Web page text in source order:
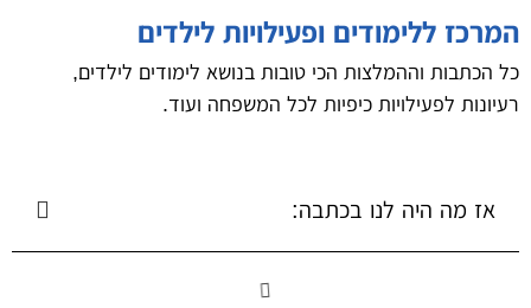
המרכז ללימודים ופעילויות לילדים
כל הכתבות וההמלצות הכי טובות בנושא לימודים לילדים,
רעיונות לפעילויות כיפיות לכל המשפחה ועוד.
אז מה היה לנו בכתבה: